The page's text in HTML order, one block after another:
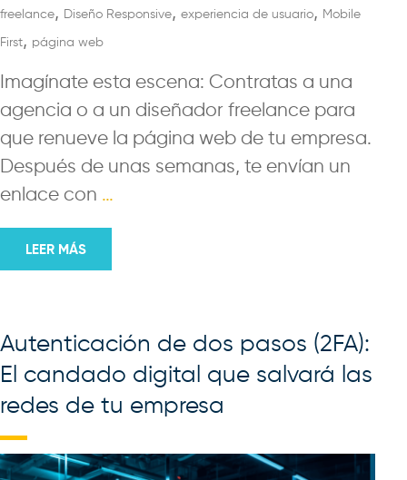
freelance, Diseño Responsive, experiencia de usuario, Mobile
First, página web
Imagínate esta escena: Contratas a una
agencia o a un diseñador freelance para
que renueve la página web de tu empresa.
Después de unas semanas, te envían un
enlace con …
LEER MÁS
Autenticación de dos pasos (2FA):
El candado digital que salvará las
redes de tu empresa